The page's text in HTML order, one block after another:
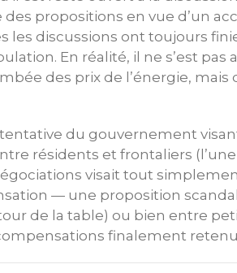
des propositions en vue d’un
les discussions ont toujours
En réalité, il ne s’est pas
des prix de l’énergie, mais
du gouvernement
résidents et frontaliers
visait tout
— une proposition
de la table) ou bien entre
finalement